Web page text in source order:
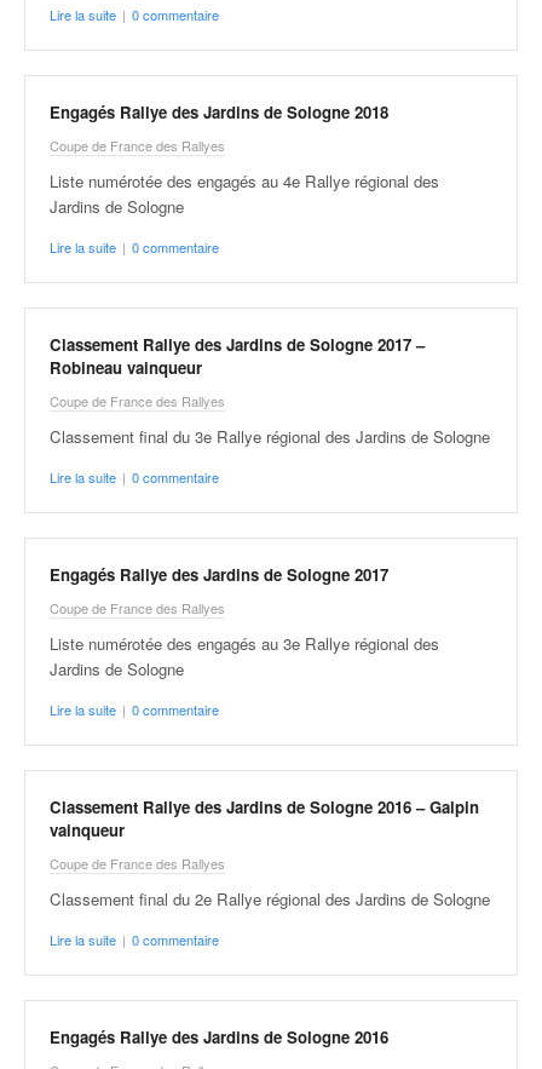
Lire la suite | 0 commentaire
Engagés Rallye des Jardins de Sologne 2018
Coupe de France des Rallyes
Liste numérotée des engagés au 4e Rallye régional des
Jardins de Sologne
Lire la suite | 0 commentaire
Classement Rallye des Jardins de Sologne 2017 –
Robineau vainqueur
Coupe de France des Rallyes
Classement final du 3e Rallye régional des Jardins de Sologne
Lire la suite | 0 commentaire
Engagés Rallye des Jardins de Sologne 2017
Coupe de France des Rallyes
Liste numérotée des engagés au 3e Rallye régional des
Jardins de Sologne
Lire la suite | 0 commentaire
Classement Rallye des Jardins de Sologne 2016 – Galpin
vainqueur
Coupe de France des Rallyes
Classement final du 2e Rallye régional des Jardins de Sologne
Lire la suite | 0 commentaire
Engagés Rallye des Jardins de Sologne 2016